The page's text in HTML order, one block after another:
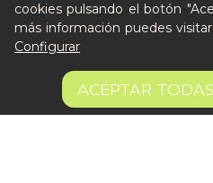
Sin stock
AVÍSAME CUANDO ESTÉ
cookies pulsando el botón
más información puedes
Configurar
ACEPTAR
Quién es Peter
Recursos / Blog
Llámanos al 644 52 51 02
Escríbenos al Whatsapp